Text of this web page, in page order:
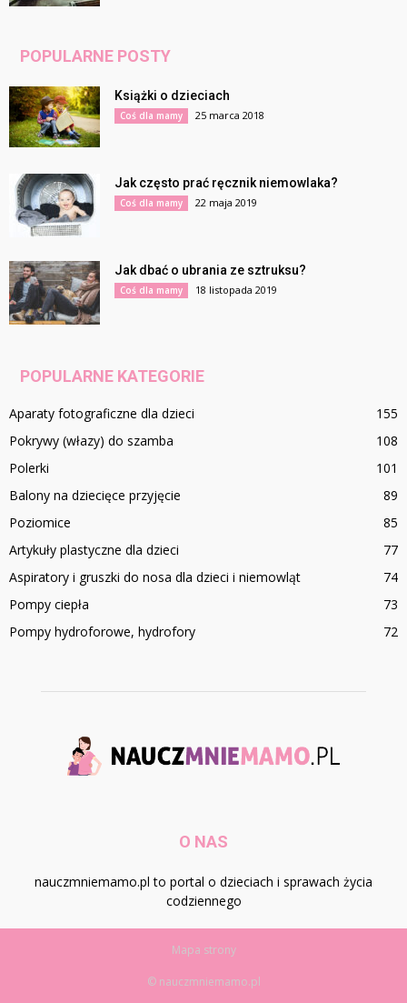
POPULARNE POSTY
Książki o dzieciach
Coś dla mamy 25 marca 2018
Jak często prać ręcznik niemowlaka?
Coś dla mamy 22 maja 2019
Jak dbać o ubrania ze sztruksu?
Coś dla mamy 18 listopada 2019
POPULARNE KATEGORIE
Aparaty fotograficzne dla dzieci
155
Pokrywy (włazy) do szamba
108
Polerki
101
Balony na dziecięce przyjęcie
89
Poziomice
85
Artykuły plastyczne dla dzieci
77
Aspiratory i gruszki do nosa dla dzieci i niemowląt
74
Pompy ciepła
73
Pompy hydroforowe, hydrofory
72
O NAS
nauczmniemamo.pl to portal o dzieciach i sprawach życia
codziennego
Mapa strony
© nauczmniemamo.pl